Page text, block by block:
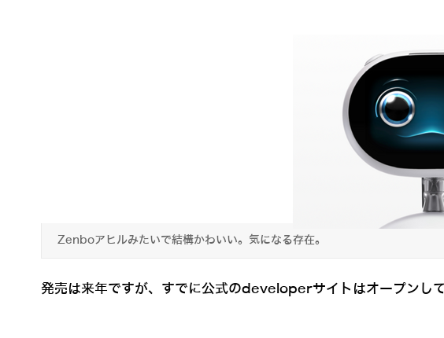
Zenboアヒルみたいで結構かわいい。気になる存在。
発売は来年ですが、すでに公式のdeveloperサイトはオープンして